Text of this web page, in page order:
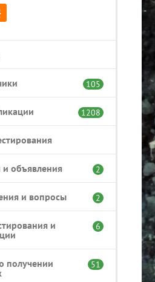
105
1208
и объявления 2
и вопросы 2
и
6
получении
51